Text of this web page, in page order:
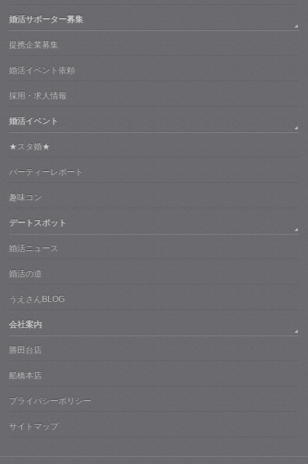
婚活サポーター募集
提携企業募集
婚活イベント依頼
採用・求人情報
婚活イベント
★スタ婚★
パーティーレポート
趣味コン
デートスポット
婚活ニュース
婚活の道
うえさんBLOG
会社案内
勝田台店
船橋本店
プライバシーポリシー
サイトマップ